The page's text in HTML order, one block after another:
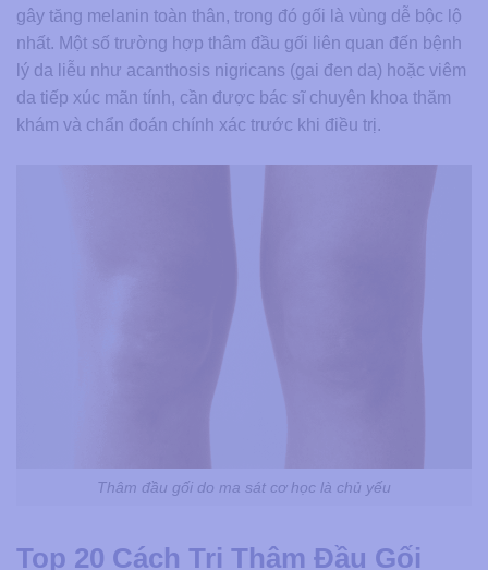
gây tăng melanin toàn thân, trong đó gối là vùng dễ bộc lộ
nhất. Một số trường hợp thâm đầu gối liên quan đến bệnh
lý da liễu như acanthosis nigricans (gai đen da) hoặc viêm
da tiếp xúc mãn tính, cần được bác sĩ chuyên khoa thăm
khám và chẩn đoán chính xác trước khi điều trị.
Thâm đầu gối do ma sát cơ học là chủ yếu
Top 20 Cách Trị Thâm Đầu Gối